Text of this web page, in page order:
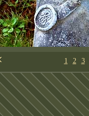
1 2 3